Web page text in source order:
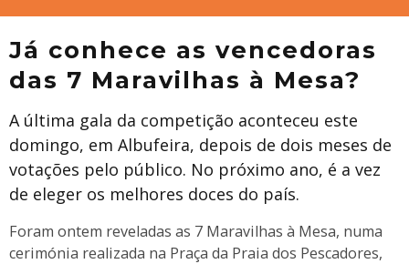
Já conhece as vencedoras
das 7 Maravilhas à Mesa?
A última gala da competição aconteceu este
domingo, em Albufeira, depois de dois meses de
votações pelo público. No próximo ano, é a vez
de eleger os melhores doces do país.
Foram ontem reveladas as 7 Maravilhas à Mesa, numa
cerimónia realizada na Praça da Praia dos Pescadores,